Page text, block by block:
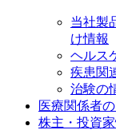
当社製
け情報
ヘルス
疾患関
治験の
医療関係者
株主・投資